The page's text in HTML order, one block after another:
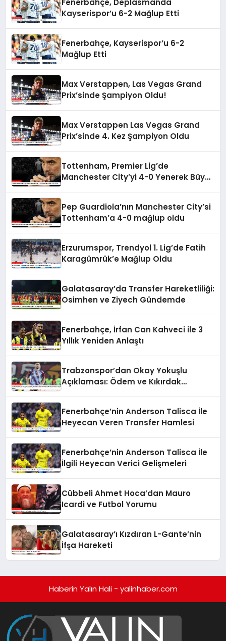
Fenerbahçe, Deplasmanda
Kayserispor’u 6-2 Mağlup Etti
Fenerbahçe, Kayserispor’u 6-2
Mağlup Etti
Max Verstappen, Las Vegas Grand
Prix’sinde Şampiyon Oldu!
Max Verstappen Las Vegas Grand
Prix’sinde 4. Kez Şampiyon Oldu
Tottenham, Premier Lig’de
Manchester City’yi 4-0 Yenerek Büyük
Pep Guardiola’nın Manchester City’si
Tottenham’a 4-0 mağlup oldu
Erzurumspor, Trendyol 1. Lig’de Fatih
Karagümrük’e Mağlup Oldu
Galatasaray’da Transfer Hareketliliği:
Osimhen ve Ziyech Gündemde
Fenerbahçe, İrfan Can Kahveci ile 3
Yıllık Yeniden Anlaştı
Trabzonspor’dan Okay Yokuşlu
Açıklaması: Ödem ve Kıkırdak
Fenerbahçe’nin Anderson Talisca İle
Heyecan Veren Transfer Hamlesi
Fenerbahçe’nin Anderson Talisca İle
İlgili Heyecan Verici Gelişmeleri
Cübbeli Ahmet Hoca’dan Mauro
Icardi ve Futbol Yorumu
Galatasaray’ı Kızdıran L-Gante’nin
İfşa Hareketi
Haberin Yalın Hali - yalinhaber.com